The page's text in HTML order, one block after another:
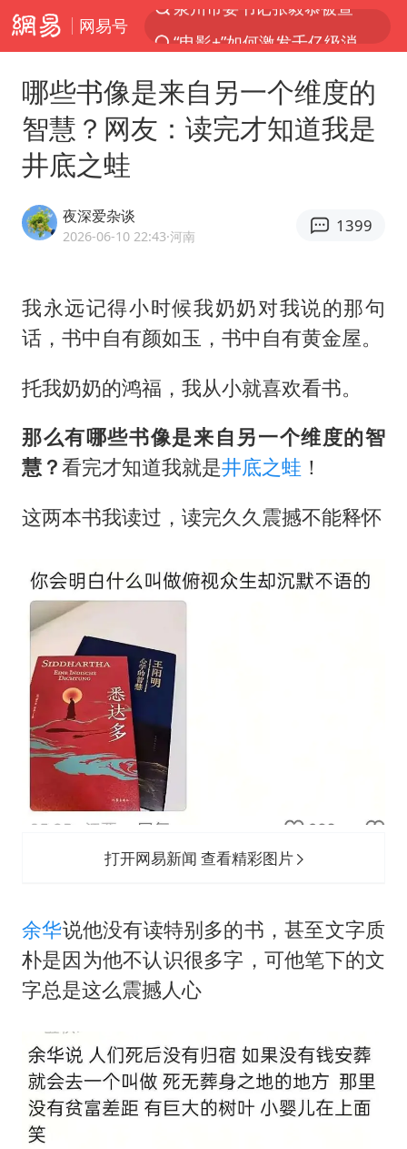
网易号
台风白海豚加强
中国女篮70-67险胜尼日利亚女篮
出口禁令驱动有色板块大涨
国防部：中国军队坚决反制任何闹海挑衅图谋
U17国足点球大战淘汰河床晋级决赛
美股存储板块集体大跌
38岁演员求职万岁山NPC成功
胡彦斌获《歌手2026》歌王
日本试射“战斧”导弹，国防部回应
“今天得有40℃了吧 为啥还不预警”
哪些书像是来自另一个维度的
智慧？网友：读完才知道我是
井底之蛙
夜深爱杂谈
2026-06-10 22:43·河南
1399
我永远记得小时候我奶奶对我说的那句
话，书中自有颜如玉，书中自有黄金屋。
托我奶奶的鸿福，我从小就喜欢看书。
那么有哪些书像是来自另一个维度的智
慧？看完才知道我就是井底之蛙 ！
这两本书我读过，读完久久震撼不能释怀‬
打开网易新闻 查看精彩图片
余华说他没有读特别多的书，甚至文字质
朴是因为他不认识很多字，可他笔下的文
字总是这么震撼人心